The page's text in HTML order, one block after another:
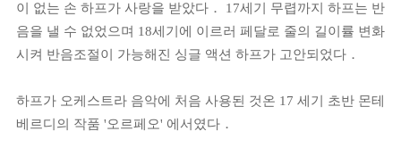
이 없는 손 하프가 사랑을 받았다． 17세기 무렵까지 하프는 반
음을 낼 수 없었으며 18세기에 이르러 페달로 줄의 길이률 변화
시켜 반음조절이 가능해진 싱글 액션 하프가 고안되었다．
하프가 오케스트라 음악에 처음 사용된 것온 17 세기 초반 몬테
베르디의 작품 '오르페오' 에서였다．